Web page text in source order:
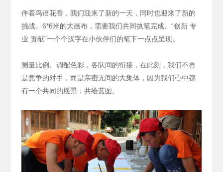
伴着鸟语花香，我们迎来了新的一天，同时也迎来了新的
挑战。6*6米的大画布，需要我们共同执笔完成。“创新 专
业 贡献”一个个汉字在小伙伴们的笔下一点点呈现。
测量比例、调配色彩，各队间的衔接，在此刻，我们不再
是竞争的对手，而是亲密无间的大集体，因为我们心中都
有一个共同的愿景：共绘蓝图。